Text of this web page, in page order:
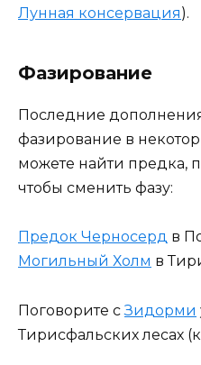
Лунная консервация).
Фазирование
Последние
фазирование в
можете найти предка,
чтобы сменить фазу:
Предок Черносерд в
Могильный Холм в
Поговорите сЗидорми
Тирисфальских лесах